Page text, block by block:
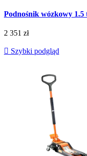
Podnośnik wózkowy
2 351 zł
 Szybki podgląd